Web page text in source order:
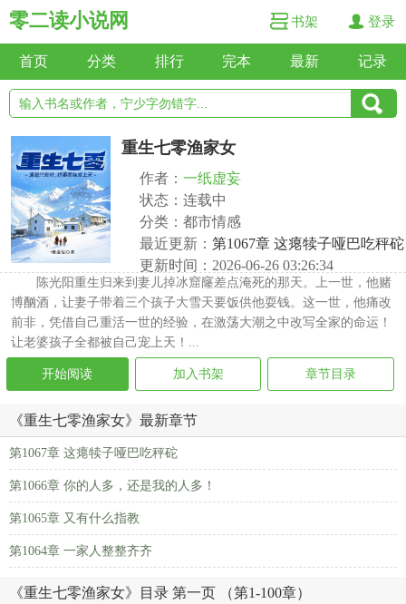
零二读小说网 书架 登录
首页 分类 排行 完本 最新 记录
重生七零渔家女
作者： 一纸虚妄
状态：连载中
分类：都市情感
最近更新： 第1067章 这瘪犊子哑巴吃秤砣
更新时间：2026-06-26 03:26:34
陈光阳重生归来到妻儿掉冰窟窿差点淹死的那天。上一世，他赌
博酗酒，让妻子带着三个孩子大雪天要饭供他耍钱。这一世，他痛改
前非，凭借自己重活一世的经验，在激荡大潮之中改写全家的命运！
让老婆孩子全都被自己宠上天！...
开始阅读 加入书架 章节目录
《重生七零渔家女》最新章节
第1067章 这瘪犊子哑巴吃秤砣
第1066章 你的人多，还是我的人多！
第1065章 又有什么指教
第1064章 一家人整整齐齐
《重生七零渔家女》目录 第一页 （第1-100章）